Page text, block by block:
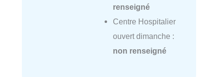
renseigné
Centre Hospitalier
ouvert dimanche :
non renseigné